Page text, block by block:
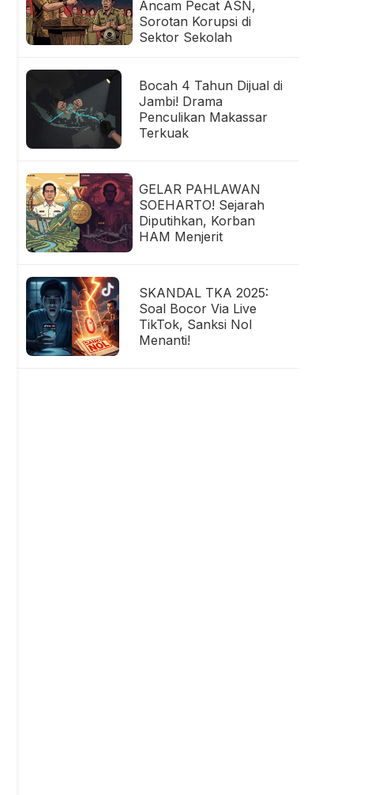
Ancam Pecat ASN,
Sorotan Korupsi di
Sektor Sekolah
Bocah 4 Tahun Dijual di
Jambi! Drama
Penculikan Makassar
Terkuak
GELAR PAHLAWAN
SOEHARTO! Sejarah
Diputihkan, Korban
HAM Menjerit
SKANDAL TKA 2025:
Soal Bocor Via Live
TikTok, Sanksi Nol
Menanti!